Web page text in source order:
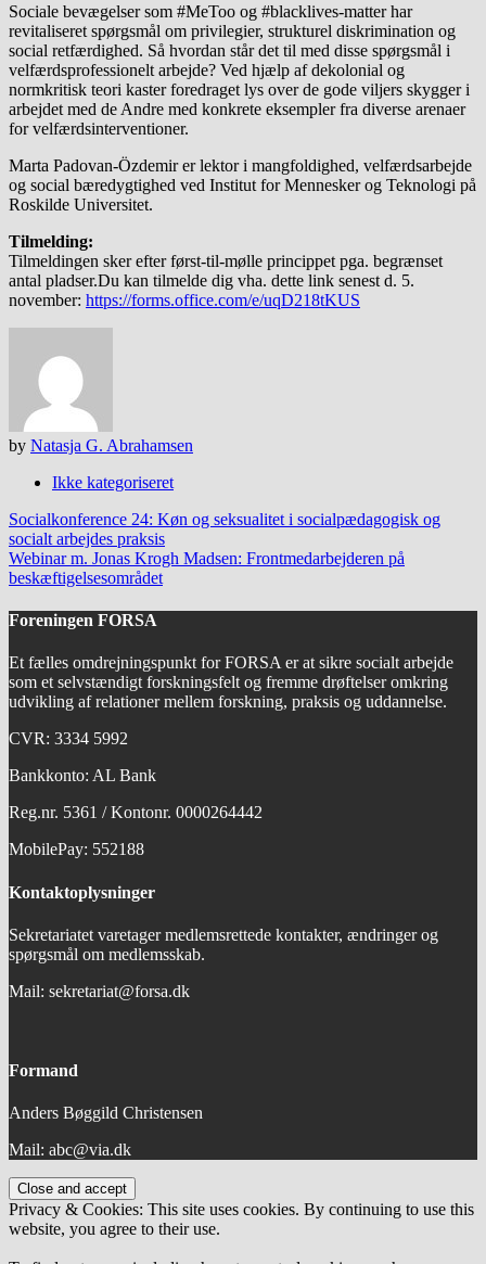
Sociale bevægelser som #MeToo og #blacklives-matter har
revitaliseret spørgsmål om privilegier, strukturel diskrimination og
social retfærdighed. Så hvordan står det til med disse spørgsmål i
velfærdsprofessionelt arbejde? Ved hjælp af dekolonial og
normkritisk teori kaster foredraget lys over de gode viljers skygger i
arbejdet med de Andre med konkrete eksempler fra diverse arenaer
for velfærdsinterventioner.
Marta Padovan-Özdemir er lektor i mangfoldighed, velfærdsarbejde
og social bæredygtighed ved Institut for Mennesker og Teknologi på
Roskilde Universitet.
Tilmelding:
Tilmeldingen sker efter først-til-mølle princippet pga. begrænset
antal pladser.Du kan tilmelde dig vha. dette link senest d. 5.
november: https://forms.office.com/e/uqD218tKUS
by Natasja G. Abrahamsen
Ikke kategoriseret
Post
navigation
Socialkonference 24: Køn og seksualitet i socialpædagogisk og
socialt arbejdes praksis
Webinar m. Jonas Krogh Madsen: Frontmedarbejderen på
beskæftigelsesområdet
Foreningen FORSA
Et fælles omdrejningspunkt for FORSA er at sikre socialt arbejde
som et selvstændigt forskningsfelt og fremme drøftelser omkring
udvikling af relationer mellem forskning, praksis og uddannelse.
CVR: 3334 5992
Bankkonto: AL Bank
Reg.nr. 5361 / Kontonr. 0000264442
MobilePay: 552188
Kontaktoplysninger
Sekretariatet varetager medlemsrettede kontakter, ændringer og
spørgsmål om medlemsskab.
Mail: sekretariat@forsa.dk
Formand
Anders Bøggild Christensen
Mail: abc@via.dk
Privacy & Cookies: This site uses cookies. By continuing to use this
website, you agree to their use.